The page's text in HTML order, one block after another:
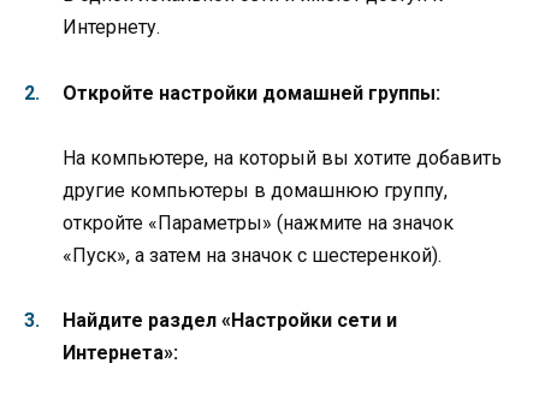
Интернету.
Откройте настройки домашней группы:
На компьютере, на который вы хотите добавить
другие компьютеры в домашнюю группу,
откройте «Параметры» (нажмите на значок
«Пуск», а затем на значок с шестеренкой).
Найдите раздел «Настройки сети и
Интернета»: